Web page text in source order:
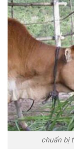
chuẩn bị